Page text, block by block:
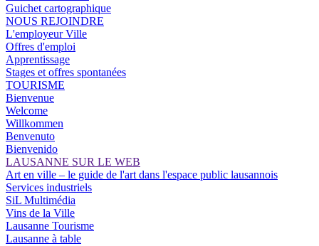
Guichet cartographique
NOUS REJOINDRE
L'employeur Ville
Offres d'emploi
Apprentissage
Stages et offres spontanées
TOURISME
Bienvenue
Welcome
Willkommen
Benvenuto
Bienvenido
LAUSANNE SUR LE WEB
Art en ville – le guide de l'art dans l'espace public lausannois
Services industriels
SiL Multimédia
Vins de la Ville
Lausanne Tourisme
Lausanne à table